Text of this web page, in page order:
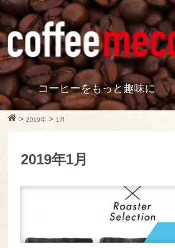
コーヒーをもっと趣味に
>2019年 > 1月
2019年1月